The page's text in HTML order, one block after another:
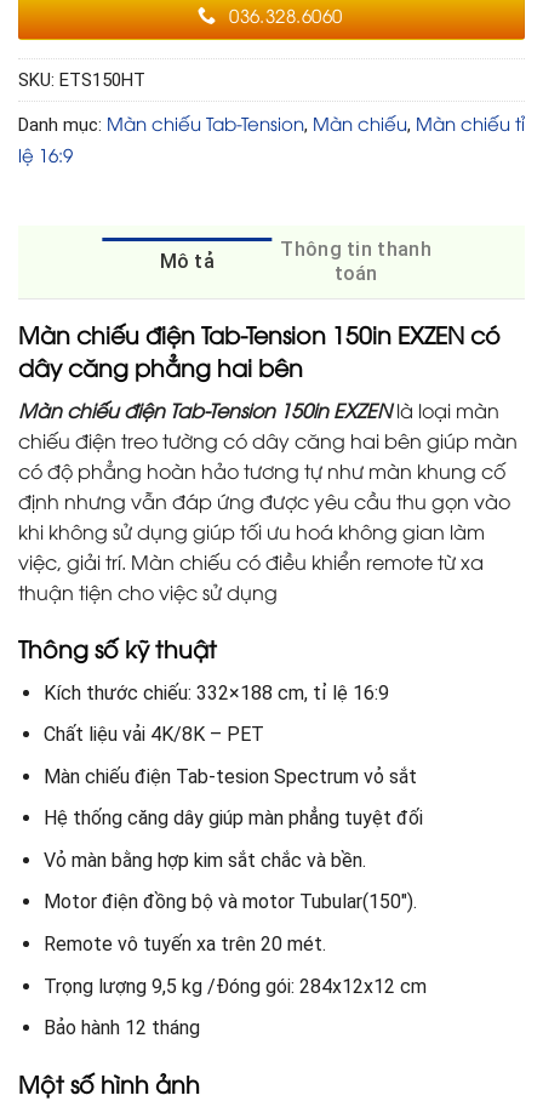
036.328.6060
SKU: ETS150HT
Danh mục: Màn chiếu Tab-Tension, Màn chiếu, Màn chiếu tỉ
lệ 16:9
Mô tả
Thông tin thanh
toán
Màn chiếu điện Tab-Tension 150in EXZEN có
dây căng phẳng hai bên
Màn chiếu điện Tab-Tension 150in EXZENlà loại màn
chiếu điện treo tường có dây căng hai bên giúp màn
có độ phẳng hoàn hảo tương tự như màn khung cố
định nhưng vẫn đáp ứng được yêu cầu thu gọn vào
khi không sử dụng giúp tối ưu hoá không gian làm
việc, giải trí. Màn chiếu có điều khiển remote từ xa
thuận tiện cho việc sử dụng
Thông số kỹ thuật
Kích thước chiếu: 332×188 cm, tỉ lệ 16:9
Chất liệu vải 4K/8K – PET
Màn chiếu điện Tab-tesion Spectrum vỏ sắt
Hệ thống căng dây giúp màn phẳng tuyệt đối
Vỏ màn bằng hợp kim sắt chắc và bền.
Motor điện đồng bộ và motor Tubular(150″).
Remote vô tuyến xa trên 20 mét.
Trọng lượng 9,5 kg /Đóng gói: 284x12x12 cm
Bảo hành 12 tháng
Một số hình ảnh